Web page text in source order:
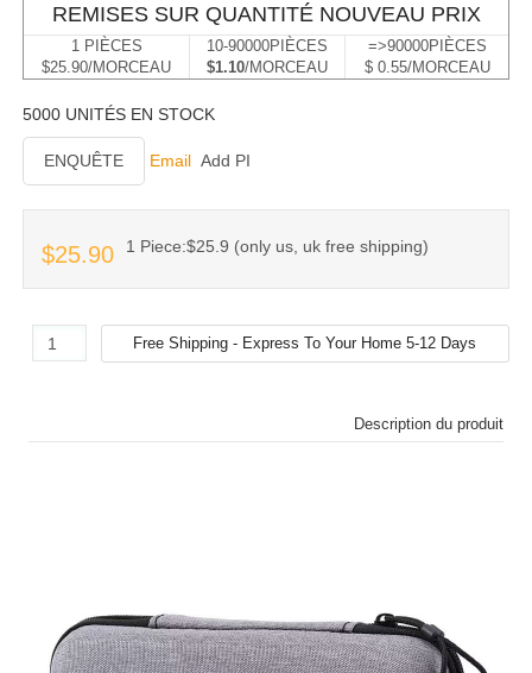
REMISES SUR QUANTITÉ NOUVEAU PRIX
1 PIÈCES
$25.90/MORCEAU
10-90000PIÈCES
$1.10/MORCEAU
=>90000PIÈCES
$ 0.55/MORCEAU
5000 UNITÉS EN STOCK
ENQUÊTE Email Add PI
$25.90 1 Piece:$25.9 (only us, uk free shipping)
Description du produit